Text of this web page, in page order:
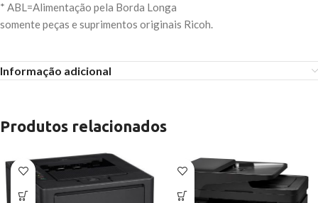
* ABL=Alimentação pela Borda Longa
somente peças e suprimentos originais Ricoh.
Informação adicional
Produtos relacionados